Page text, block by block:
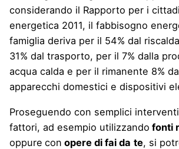
considerando il Rapporto per i
energetica 2011, il fabbisogno
famiglia deriva per il 54% dal
31% dal trasporto, per il 7% dalla
acqua calda e per il rimanente 8%
apparecchi domestici e dispositivi
Proseguendo con semplici
fattori, ad esempio utilizzando fonti
oppure con opere di fai da te, si